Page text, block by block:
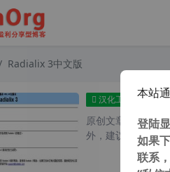
Radialix 3中文版
汉化工具
原创文章，转载
外，建议避开晚上
本站
登陆
如果
联系